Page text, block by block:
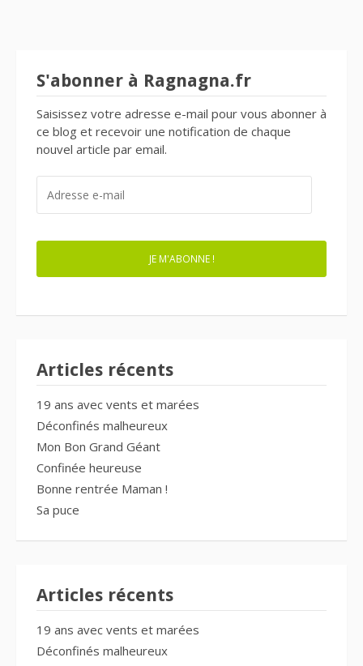
S'abonner à Ragnagna.fr
Saisissez votre adresse e-mail pour vous abonner à
ce blog et recevoir une notification de chaque
nouvel article par email.
MAIL
JE M'ABONNE !
Articles récents
19 ans avec vents et marées
Déconfinés malheureux
Mon Bon Grand Géant
Confinée heureuse
Bonne rentrée Maman !
Sa puce
Articles récents
19 ans avec vents et marées
Déconfinés malheureux